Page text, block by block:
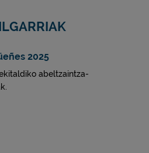
2025
abeltzaintza-